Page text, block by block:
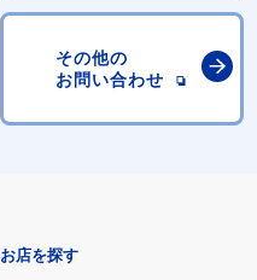
その他の
お問い合わせ
お店を探す